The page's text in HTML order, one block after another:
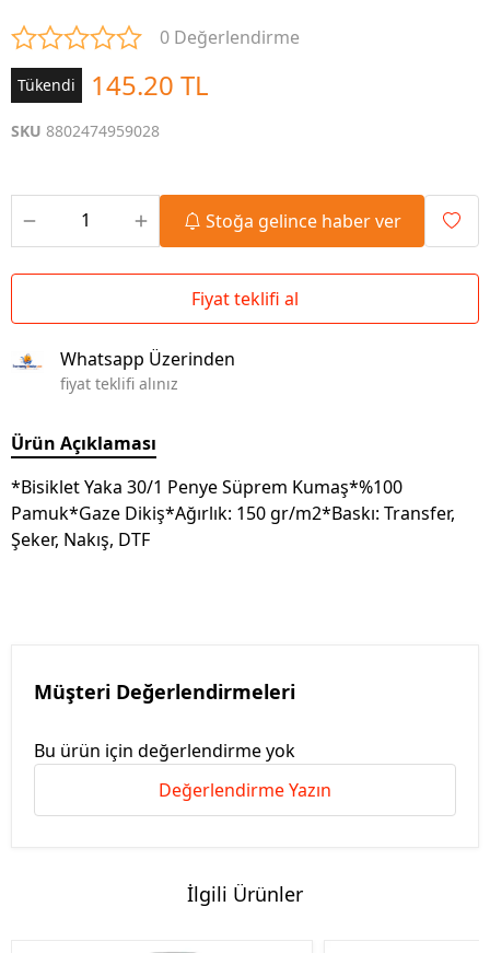
0 Değerlendirme
Tükendi 145.20 TL
SKU 8802474959028
Stoğa gelince haber ver
Fiyat teklifi al
Whatsapp Üzerinden
fiyat teklifi alınız
Ürün Açıklaması
*Bisiklet Yaka 30/1 Penye Süprem Kumaş*%100
Pamuk*Gaze Dikiş*Ağırlık: 150 gr/m2*Baskı: Transfer,
Şeker, Nakış, DTF
Müşteri Değerlendirmeleri
Bu ürün için değerlendirme yok
Değerlendirme Yazın
İlgili Ürünler